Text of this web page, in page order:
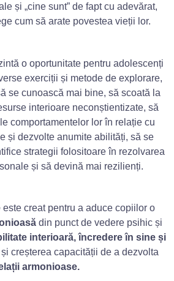
și „cine sunt” de fapt cu adevărat,
cum să arate povestea vieții lor.
o oportunitate pentru adolescenți
exerciții și metode de explorare,
se cunoască mai bine, să scoată la
interioare neconștientizate, să
comportamentelor lor în relație cu
și dezvolte anumite abilități, să se
strategii folositoare în rezolvarea
și să devină mai rezilienți.
este creat pentru a aduce copiilor o
din punct de vedere psihic și
interioară, încredere în sine și
și creșterea capacității de a dezvolta
armonioase.